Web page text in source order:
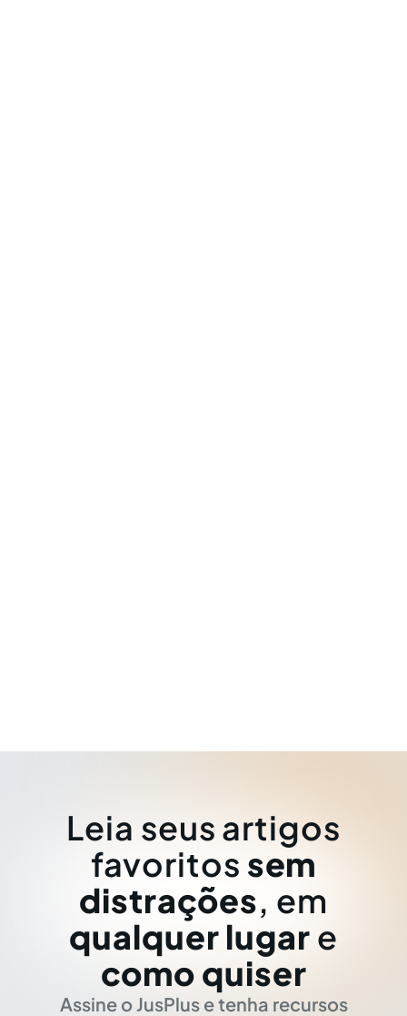
Leia seus artigos
favoritos sem
distrações, em
qualquer lugar e
como quiser
Assine o JusPlus e tenha recursos